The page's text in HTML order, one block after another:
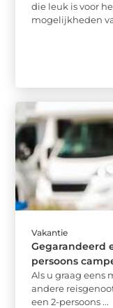
die leuk is voor
mogelijkheden
Vakantie
Gegarandeerd
persoons
Als u graag eens
andere
een 2-persoons ...